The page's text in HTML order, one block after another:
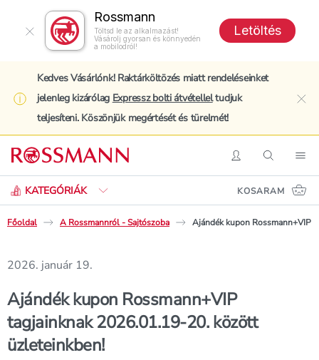
Rossmann
Töltsd le az alkalmazást!
Vásárolj gyorsan és könnyedén
a mobilodról!
Letöltés
Kedves Vásárlónk! Raktárköltözés miatt rendeléseinket
jelenleg kizárólag Expressz bolti átvételleltudjuk
teljesíteni. Köszönjük megértését és türelmét!
BelépésKeresés
KATEGÓRIÁK
Keresés
KOSARAM
Főoldal A Rossmannról - Sajtószoba Ajándék kupon Rossmann+VIP
2026. január 19.
Ajándék kupon Rossmann+VIP
tagjainknak 2026.01.19-20. között
üzleteinkben!